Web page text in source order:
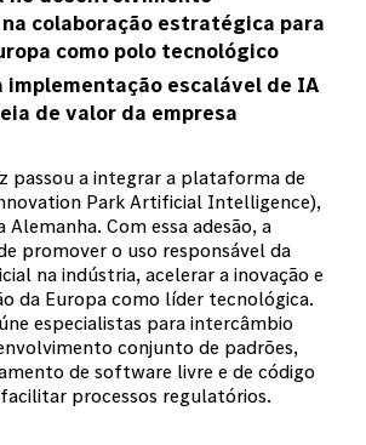
colaboração estratégica para
como polo tecnológico
implementação escalável de IA
de valor da empresa
passou a integrar a plataforma de
Park Artificial Intelligence),
Com essa adesão, a
promover o uso responsável da
na indústria, acelerar a inovação e
da Europa como líder tecnológica.
especialistas para intercâmbio
conjunto de padrões,
de software livre e de código
processos regulatórios.